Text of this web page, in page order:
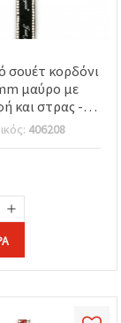
σουέτ κορδόνι
μαύρο με
και στρας -1
μέτρο406208